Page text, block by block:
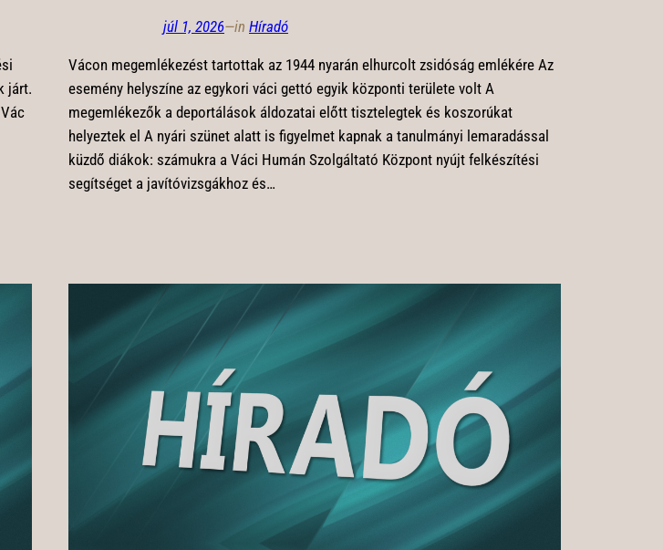
járt.
júl 1, 2026—in Híradó
Vácon megemlékezést tartottak az 1944 nyarán elhurcolt zsidóság emlékére Az
esemény helyszíne az egykori váci gettó egyik központi területe volt A
megemlékezők a deportálások áldozatai előtt tisztelegtek és koszorúkat
helyeztek el A nyári szünet alatt is figyelmet kapnak a tanulmányi lemaradással
küzdő diákok: számukra a Váci Humán Szolgáltató Központ nyújt felkészítési
segítséget a javítóvizsgákhoz és…